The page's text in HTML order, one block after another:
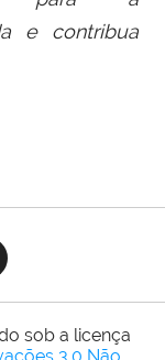
e contribua
sob a licença